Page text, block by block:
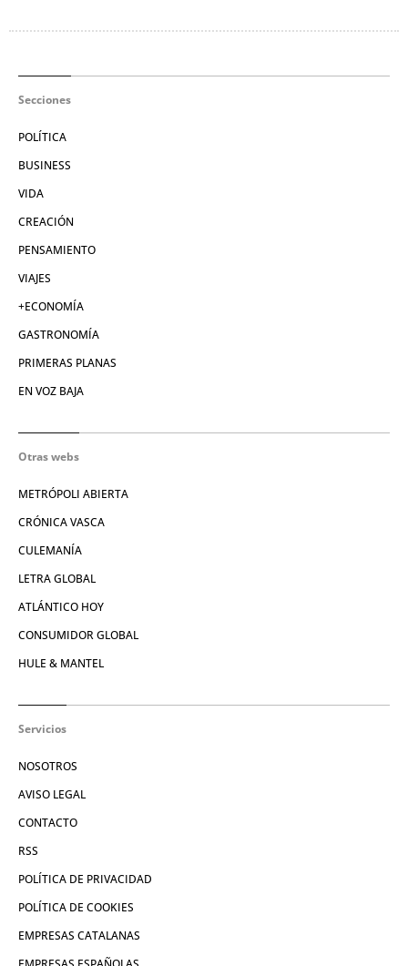
Secciones
POLÍTICA
BUSINESS
VIDA
CREACIÓN
PENSAMIENTO
VIAJES
+ECONOMÍA
GASTRONOMÍA
PRIMERAS PLANAS
EN VOZ BAJA
Otras webs
METRÓPOLI ABIERTA
CRÓNICA VASCA
CULEMANÍA
LETRA GLOBAL
ATLÁNTICO HOY
CONSUMIDOR GLOBAL
HULE & MANTEL
Servicios
NOSOTROS
AVISO LEGAL
CONTACTO
RSS
POLÍTICA DE PRIVACIDAD
POLÍTICA DE COOKIES
EMPRESAS CATALANAS